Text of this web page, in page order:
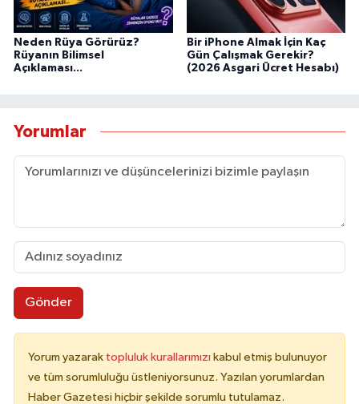
Neden Rüya Görürüz?
Rüyanın Bilimsel
Açıklaması...
Bir iPhone Almak İçin Kaç
Gün Çalışmak Gerekir?
(2026 Asgari Ücret Hesabı)
Yorumlar
Gönder
Yorum yazarak topluluk kurallarımızı kabul etmiş bulunuyor
ve tüm sorumluluğu üstleniyorsunuz. Yazılan yorumlardan
Haber Gazetesi hiçbir şekilde sorumlu tutulamaz.